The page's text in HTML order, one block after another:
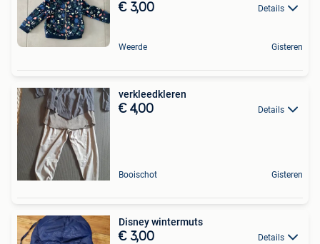
€ 3,00 Details
Weerde Gisteren
verkleedkleren
€ 4,00 Details
Booischot Gisteren
Disney wintermuts
€ 3,00 Details